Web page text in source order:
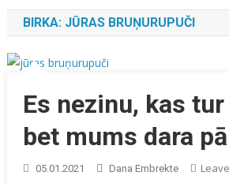
BIRKA: JŪRAS BRUŅURUPUČI
Es nezinu, kas
bet mums dara
05.01.2021 Dana Embrekte